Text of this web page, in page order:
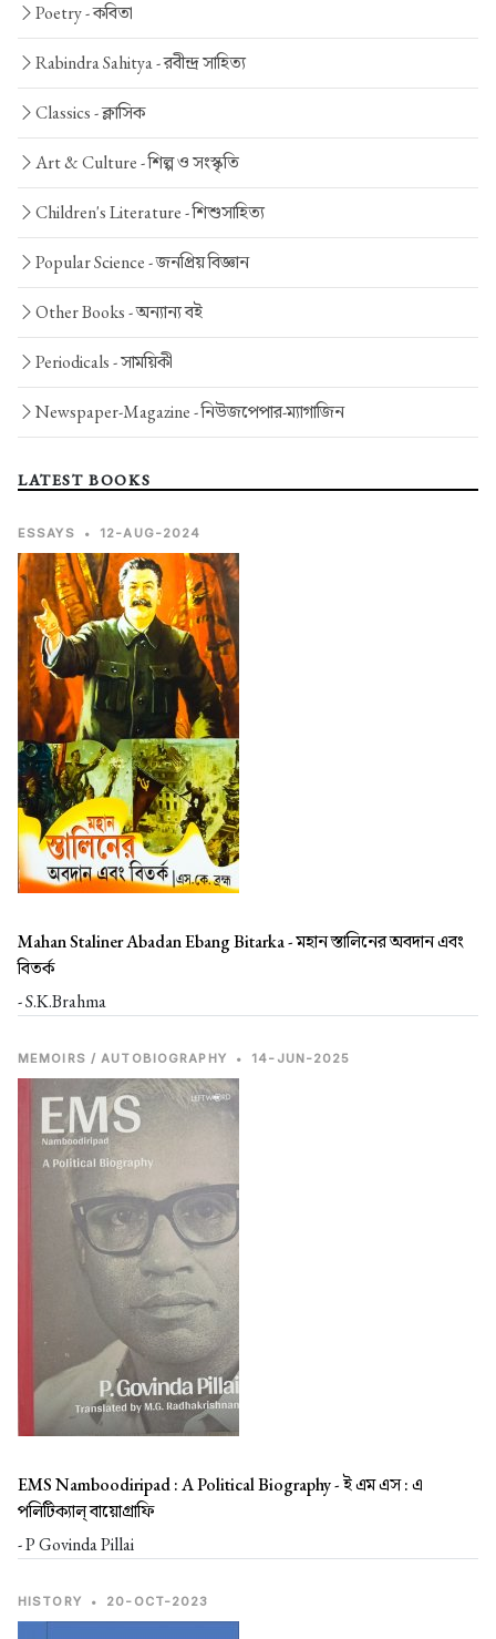
Poetry -কবিতা
Rabindra Sahitya -রবীন্দ্র সাহিত্য
Classics -ক্লাসিক
Art & Culture -শিল্প ও সংস্কৃতি
Children's Literature -শিশুসাহিত্য
Popular Science -জনপ্রিয় বিজ্ঞান
Other Books -অন্যান্য বই
Periodicals -সাময়িকী
Newspaper-Magazine -নিউজপেপার-ম্যাগাজিন
LATEST BOOKS
ESSAYS • 12-AUG-2024
Mahan Staliner Abadan Ebang Bitarka -মহান স্তালিনের অবদান এবং
বিতর্ক
- S.K.Brahma
MEMOIRS / AUTOBIOGRAPHY • 14-JUN-2025
EMS Namboodiripad : A Political Biography -ই এম এস : এ
পলিটিক্যাল্ বায়োগ্রাফি
- P Govinda Pillai
HISTORY • 20-OCT-2023